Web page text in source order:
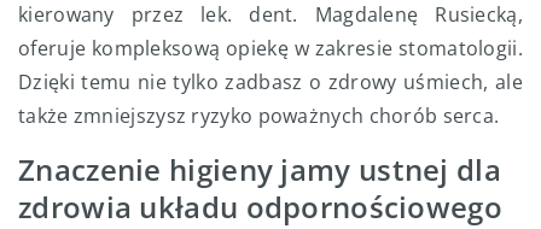
kierowany przez lek. dent. Magdalenę Rusiecką,
oferuje kompleksową opiekę w zakresie stomatologii.
Dzięki temu nie tylko zadbasz o zdrowy uśmiech, ale
także zmniejszysz ryzyko poważnych chorób serca.
Znaczenie higieny jamy ustnej dla
zdrowia układu odpornościowego